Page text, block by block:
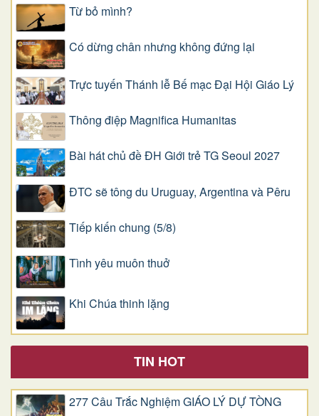
Từ bỏ mình?
Có dừng chân nhưng không đứng lại
Trực tuyến Thánh lễ Bế mạc Đại Hội Giáo Lý
Thông điệp Magnifica Humanitas
Bài hát chủ đề ĐH Giới trẻ TG Seoul 2027
ĐTC sẽ tông du Uruguay, Argentina và Pêru
Tiếp kiến chung (5/8)
Tình yêu muôn thuở
Khi Chúa thinh lặng
TIN HOT
277 Câu Trắc Nghiệm GIÁO LÝ DỰ TÒNG